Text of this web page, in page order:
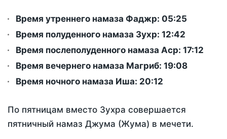
Время утреннего намаза Фаджр: 05:25
Время полуденного намаза Зухр: 12:42
Время послеполуденного намаза Аср: 17:12
Время вечернего намаза Магриб: 19:08
Время ночного намаза Иша: 20:12
По пятницам вместо Зухра совершается
пятничный намаз Джума (Жума) в мечети.